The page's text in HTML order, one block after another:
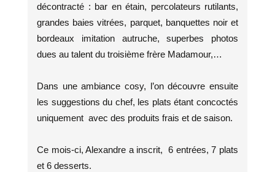
décontracté : bar en étain, percolateurs rutilants,
grandes baies vitrées, parquet, banquettes noir et
bordeaux imitation autruche, superbes photos
dues au talent du troisième frère Madamour,…
Dans une ambiance cosy, l’on découvre ensuite
les suggestions du chef, les plats étant concoctés
uniquement avec des produits frais et de saison.
Ce mois-ci, Alexandre a inscrit, 6 entrées, 7 plats
et 6 desserts.